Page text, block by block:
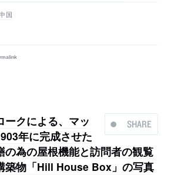
国
SHARE
ークによる、マッ
年に完成させた
の為の屋根機能と訪問者の観覧
築物「Hill House Box」の写真